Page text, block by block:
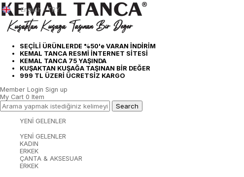
SEÇİLİ ÜRÜNLERDE %50'e VARAN İNDİRİM
KEMAL TANCA RESMİ İNTERNET SİTESİ
KEMAL TANCA 75 YAŞINDA
KUŞAKTAN KUŞAĞA TAŞINAN BİR DEĞER
999 TL ÜZERİ ÜCRETSİZ KARGO
English - TRY
Member Login Sign up
My Cart 0 Item
YENİ GELENLER
YENİ GELENLER
KADIN
ERKEK
ÇANTA & AKSESUAR
ERKEK